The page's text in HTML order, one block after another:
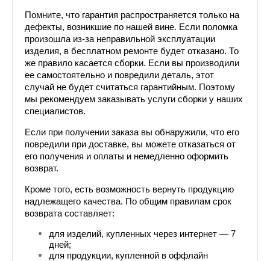
Помните, что гарантия распространяется только на
дефекты, возникшие по нашей вине. Если поломка
произошла из-за неправильной эксплуатации
изделия, в бесплатном ремонте будет отказано. То
же правило касается сборки. Если вы производили
ее самостоятельно и повредили деталь, этот
случай не будет считаться гарантийным. Поэтому
мы рекомендуем заказывать услуги сборки у наших
специалистов.
Если при получении заказа вы обнаружили, что его
повредили при доставке, вы можете отказаться от
его получения и оплаты и немедленно оформить
возврат.
Кроме того, есть возможность вернуть продукцию
надлежащего качества. По общим правилам срок
возврата составляет:
для изделий, купленных через интернет — 7
дней;
для продукции, купленной в оффлайн